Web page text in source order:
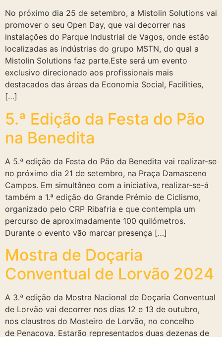
No próximo dia 25 de setembro, a Mistolin Solutions vai
promover o seu Open Day, que vai decorrer nas
instalações do Parque Industrial de Vagos, onde estão
localizadas as indústrias do grupo MSTN, do qual a
Mistolin Solutions faz parte.Este será um evento
exclusivo direcionado aos profissionais mais
destacados das áreas da Economia Social, Facilities,
[…]
5.ª Edição da Festa do Pão
na Benedita
A 5.ª edição da Festa do Pão da Benedita vai realizar-se
no próximo dia 21 de setembro, na Praça Damasceno
Campos. Em simultâneo com a iniciativa, realizar-se-á
também a 1.ª edição do Grande Prémio de Ciclismo,
organizado pelo CRP Ribafria e que contempla um
percurso de aproximadamente 100 quilómetros.
Durante o evento vão marcar presença […]
Mostra de Doçaria
Conventual de Lorvão 2024
A 3.ª edição da Mostra Nacional de Doçaria Conventual
de Lorvão vai decorrer nos dias 12 e 13 de outubro,
nos claustros do Mosteiro de Lorvão, no concelho
de Penacova. Estarão representados duas dezenas de